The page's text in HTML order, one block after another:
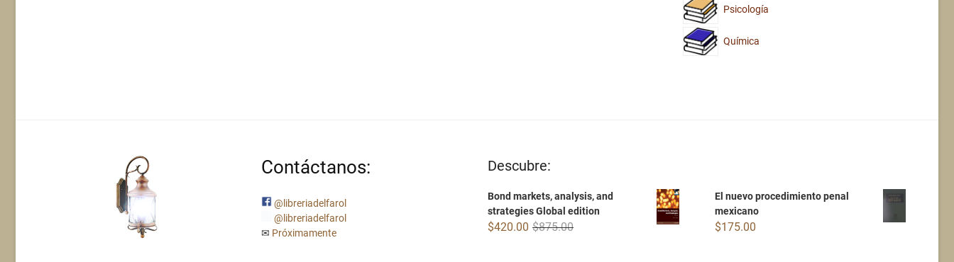
Psicología
Química
Contáctanos:
@libreriadelfarol
@libreriadelfarol
✉ Próximamente
Descubre:
Bond markets, analysis, and
strategies Global edition
$875.00Original
$420.00
Current
El nuevo procedimiento penal
mexicano
$175.00